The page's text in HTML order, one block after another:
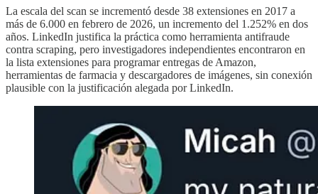
La escala del scan se incrementó desde 38 extensiones en 2017 a
más de 6.000 en febrero de 2026, un incremento del 1.252% en dos
años. LinkedIn justifica la práctica como herramienta antifraude
contra scraping, pero investigadores independientes encontraron en
la lista extensiones para programar entregas de Amazon,
herramientas de farmacia y descargadores de imágenes, sin conexión
plausible con la justificación alegada por LinkedIn.